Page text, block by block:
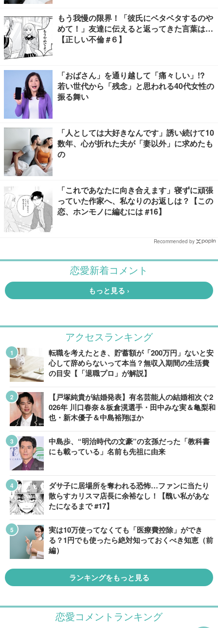
もう我慢の限界！「彼氏にベタベタするのや
めて！」友達に伝えると返ってきた言葉は…
【正しい不倫 #６】
「おばさん」を通り越して「痛々しい」!?
若い世代から「残念」と思われる40代女性の
振る舞い
「人としては大好きなんです」誘い続けて10
数年、心が折れた夫が「妻以外」に求めたも
の
「これであなたに向き合えます」寝ずに頑張
っていた作家へ、私なりのお返しは？【この
恋、ホンモノに編むには #16】
Recommended by
アクセスランキング
転職を考えたとき、貯蓄額が「200万円」ないと安
心して辞めらないって本当？無収入期間の生活費
の目安【「退職プロ」が解説】
【戸塚純貴が結婚発表】有名芸能人の結婚相次ぐ2
026年 川口春奈＆板倉滉選手・田中みな実＆亀梨和
也・新木優子＆中島裕翔ほか
中島歩、“明治時代の文豪”の玄孫だった「教科書
にも載っている」名前も先祖に由来
ダサ子に居場所を奪われる恐怖…ファンに当たり
散らすカリスマ店長に余裕なし！【醜い私があな
たになるまで #17】
実は10万使ってなくても「医療費控除」ができ
る？1円でも使ったら絶対知っておくべき知恵（前
編）
ランキングをもっと見る